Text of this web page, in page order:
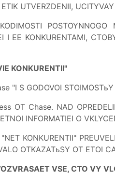
UTVERZDENII,
I EE KONKURENTAMI,
KONKURENTII"
"I S GODOVOI
OT Chase. NAD
INFORMATIEI O
KONKURENTII"
OTKAZATьSY OT ETOI
VSE, CTO VY